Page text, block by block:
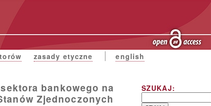
zasady etyczne english
bankowego na
Zjednoczonych
SZUKAJ: